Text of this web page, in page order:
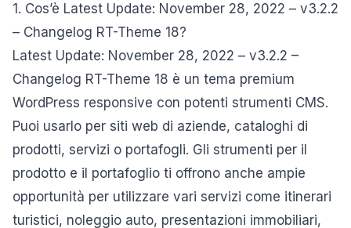
1. Cos’è Latest Update: November 28, 2022 – v3.2.2
– Changelog RT-Theme 18?
Latest Update: November 28, 2022 – v3.2.2 –
Changelog RT-Theme 18 è un tema premium
WordPress responsive con potenti strumenti CMS.
Puoi usarlo per siti web di aziende, cataloghi di
prodotti, servizi o portafogli. Gli strumenti per il
prodotto e il portafoglio ti offrono anche ampie
opportunità per utilizzare vari servizi come itinerari
turistici, noleggio auto, presentazioni immobiliari,